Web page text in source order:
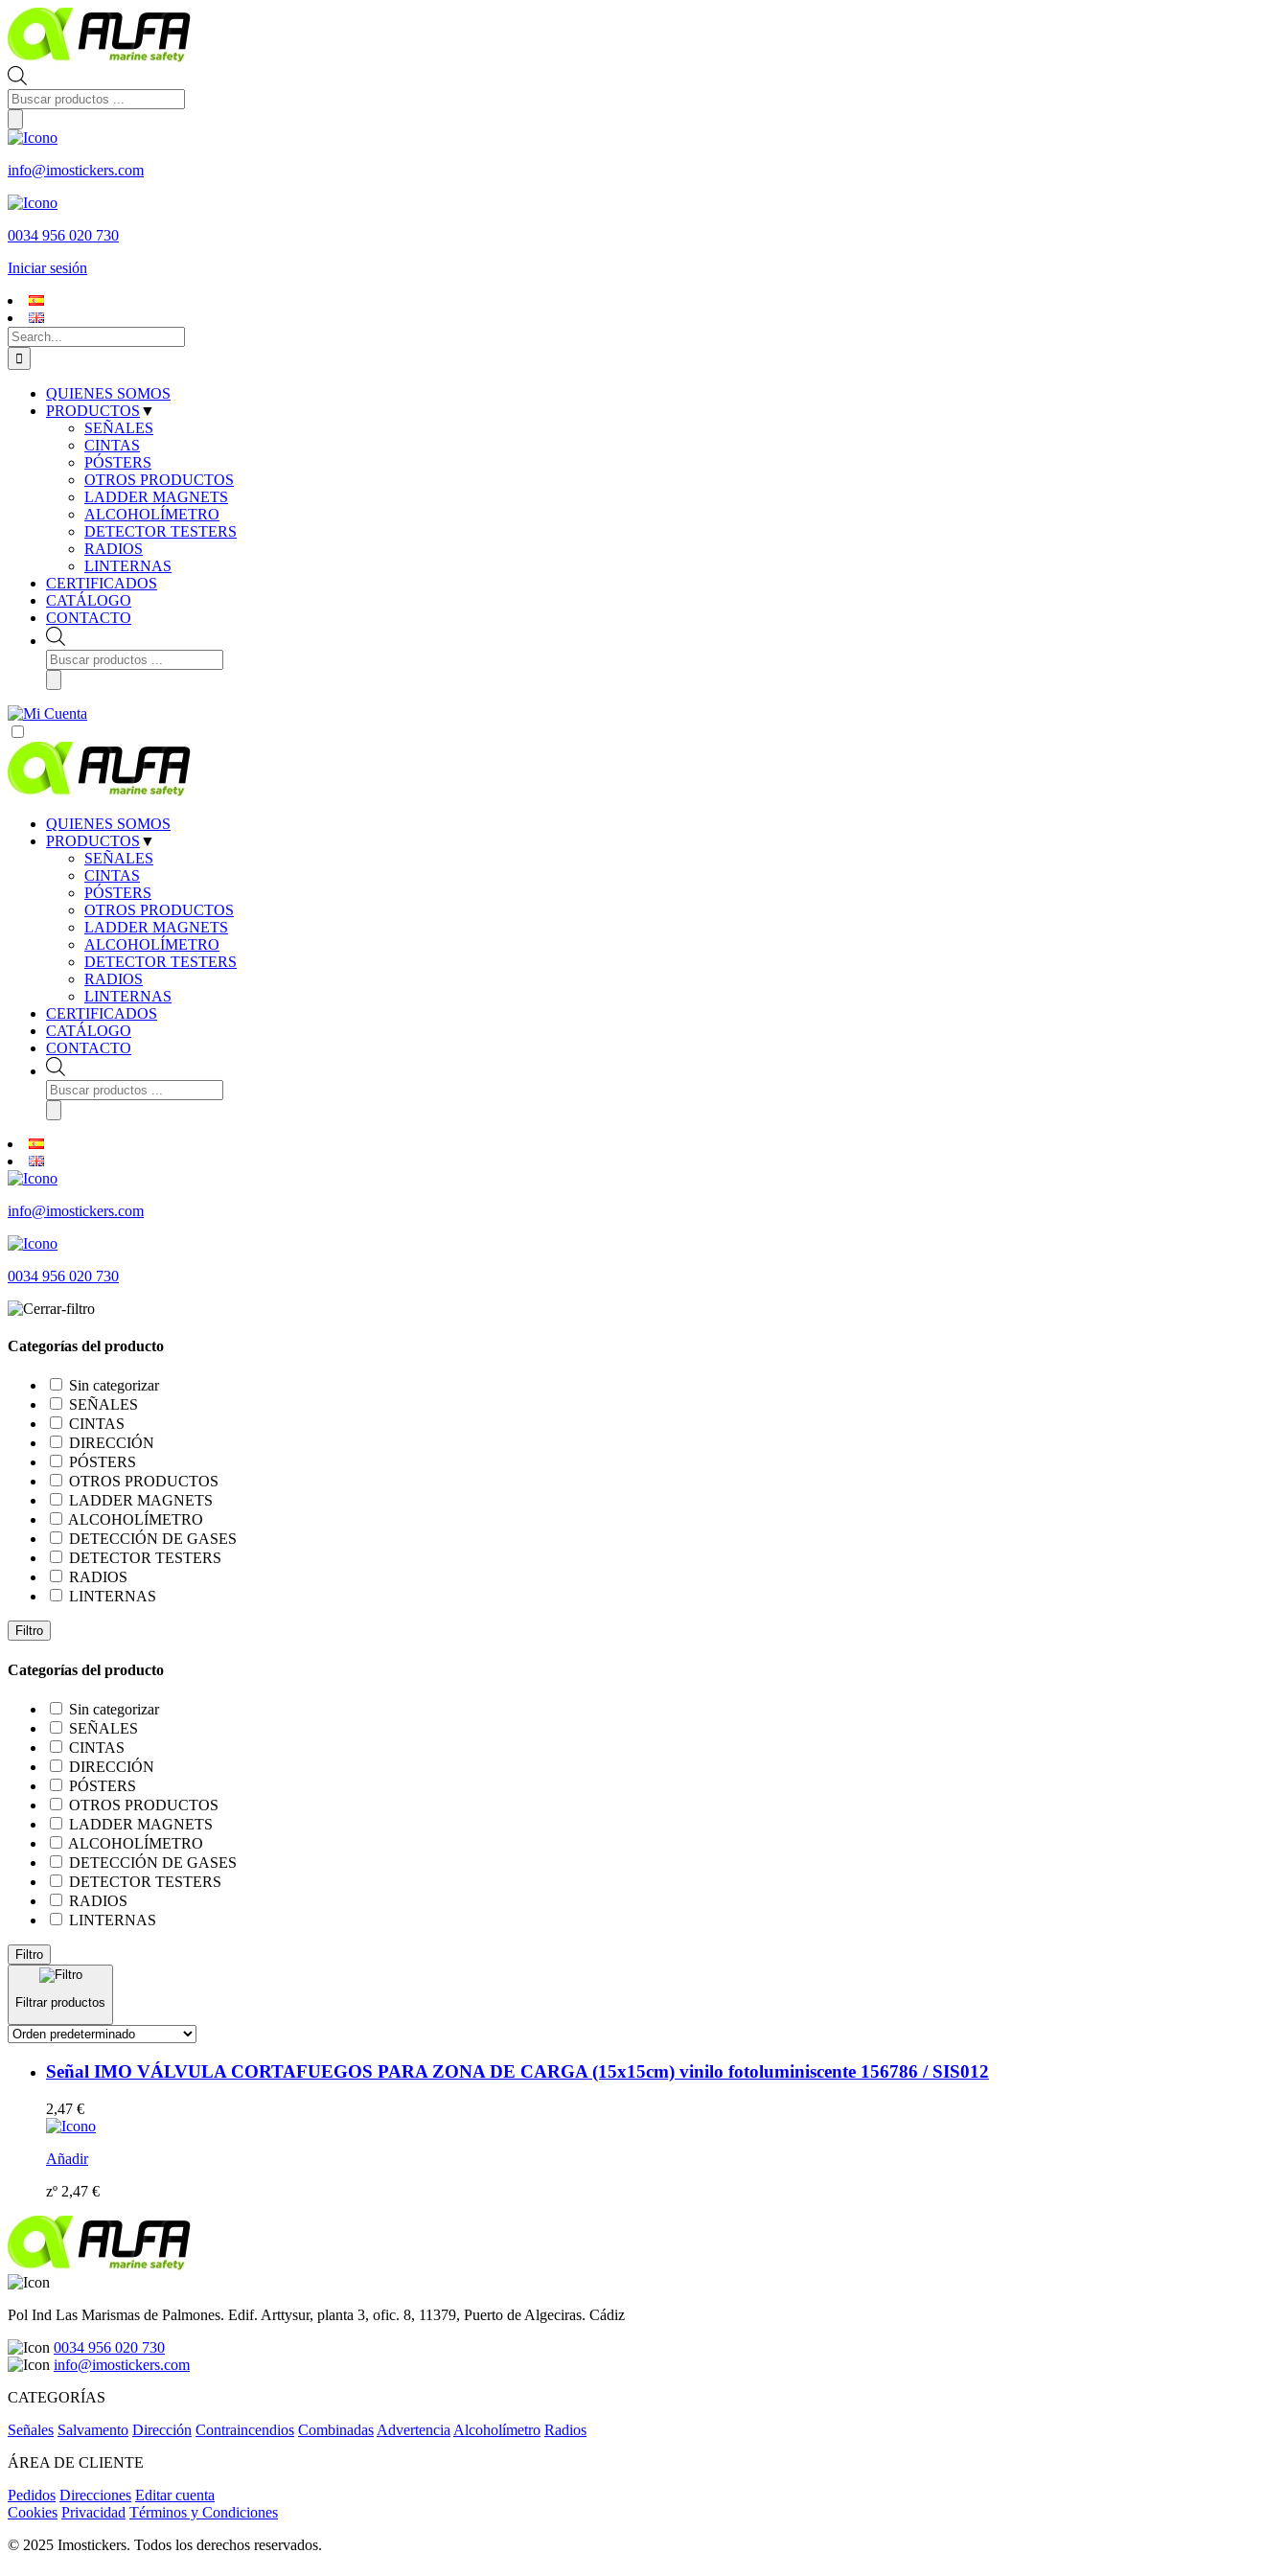
Skip
to
content
Búsqueda
de
productos
info@imostickers.com
0034 956 020 730
Iniciar sesión
Search
for:
QUIENES SOMOS
PRODUCTOS ▼
SEÑALES
CINTAS
PÓSTERS
OTROS PRODUCTOS
LADDER MAGNETS
ALCOHOLÍMETRO
DETECTOR TESTERS
RADIOS
LINTERNAS
CERTIFICADOS
CATÁLOGO
CONTACTO
Búsqueda
de
productos
QUIENES SOMOS
PRODUCTOS ▼
SEÑALES
CINTAS
PÓSTERS
OTROS PRODUCTOS
LADDER MAGNETS
ALCOHOLÍMETRO
DETECTOR TESTERS
RADIOS
LINTERNAS
CERTIFICADOS
CATÁLOGO
CONTACTO
Búsqueda
de
productos
info@imostickers.com
0034 956 020 730
Categorías del producto
Sin categorizar
SEÑALES
CINTAS
DIRECCIÓN
PÓSTERS
OTROS PRODUCTOS
LADDER MAGNETS
ALCOHOLÍMETRO
DETECCIÓN DE GASES
DETECTOR TESTERS
RADIOS
LINTERNAS
Filtro
Categorías del producto
Sin categorizar
SEÑALES
CINTAS
DIRECCIÓN
PÓSTERS
OTROS PRODUCTOS
LADDER MAGNETS
ALCOHOLÍMETRO
DETECCIÓN DE GASES
DETECTOR TESTERS
RADIOS
LINTERNAS
Filtro
Filtrar productos
Señal IMO VÁLVULA CORTAFUEGOS PARA ZONA DE CARGA (15x15cm) vinilo fotoluminiscente 156786 / SIS012
2,47 €
Añadir
zº 2,47 €
Pol Ind Las Marismas de Palmones. Edif. Arttysur, planta 3, ofic. 8, 11379, Puerto de Algeciras. Cádiz
0034 956 020 730
info@imostickers.com
CATEGORÍAS
Señales Salvamento Dirección Contraincendios Combinadas Advertencia Alcoholímetro Radios
ÁREA DE CLIENTE
Pedidos Direcciones Editar cuenta
Cookies Privacidad Términos y Condiciones
© 2025 Imostickers. Todos los derechos reservados.